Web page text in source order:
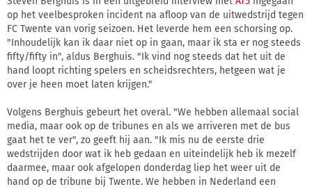
op het veelbesproken incident na afloop van de uitwedstrijd tegen
FC Twente van vorig seizoen. Het leverde hem een schorsing op.
"Inhoudelijk kan ik daar niet op in gaan, maar ik sta er nog steeds
fifty/fifty in", aldus Berghuis. "Ik vind nog steeds dat het uit de
hand loopt richting spelers en scheidsrechters, hetgeen wat je
over je heen moet laten krijgen."
Volgens Berghuis gebeurt het overal. "We hebben allemaal social
media, maar ook op de tribunes en als we arriveren met de bus
gaat het te ver", zo geeft hij aan. "Ik mis nu de eerste drie
wedstrijden door wat ik heb gedaan en uiteindelijk heb ik mezelf
daarmee, maar ook afgelopen donderdag liep het weer uit de
hand op de tribune bij Twente. We hebben in Nederland een